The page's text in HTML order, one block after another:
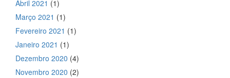
Abril 2021 (1)
Março 2021 (1)
Fevereiro 2021 (1)
Janeiro 2021 (1)
Dezembro 2020 (4)
Novembro 2020 (2)